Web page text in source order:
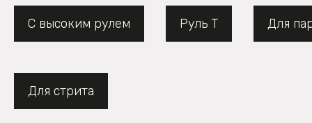
С высоким рулем Руль Т Для
Для стрита